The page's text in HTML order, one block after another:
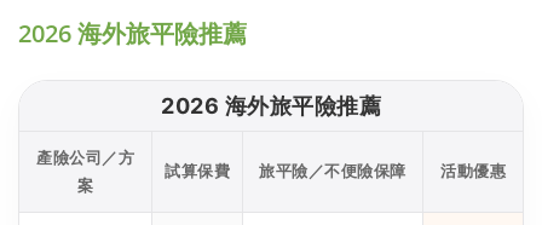
2026 海外旅平險推薦
2026 海外旅平險推薦
產險公司／方
案
試算保費 旅平險／不便險保障 活動優惠